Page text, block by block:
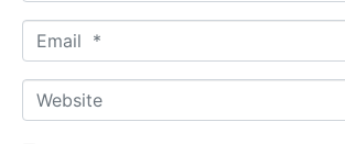
Email *
Website